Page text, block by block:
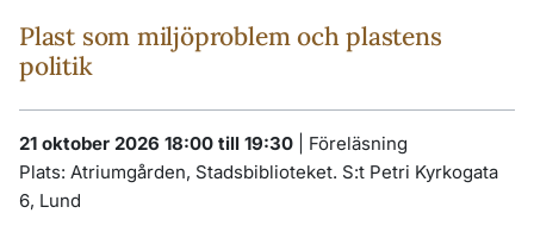
Plast som miljöproblem och plastens
politik
21 oktober 2026 18:00 till 19:30
Föreläsning
Plats: Atriumgården, Stadsbiblioteket. S:t Petri Kyrkogata
6, Lund